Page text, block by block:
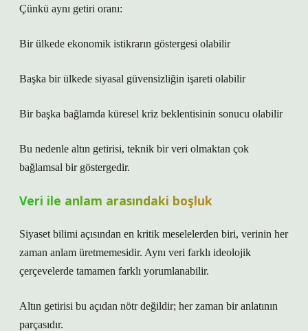
Çünkü aynı getiri oranı:
Bir ülkede ekonomik istikrarın göstergesi olabilir
Başka bir ülkede siyasal güvensizliğin işareti olabilir
Bir başka bağlamda küresel kriz beklentisinin sonucu olabilir
Bu nedenle altın getirisi, teknik bir veri olmaktan çok
bağlamsal bir göstergedir.
Veri ile anlam arasındaki boşluk
Siyaset bilimi açısından en kritik meselelerden biri, verinin her
zaman anlam üretmemesidir. Aynı veri farklı ideolojik
çerçevelerde tamamen farklı yorumlanabilir.
Altın getirisi bu açıdan nötr değildir; her zaman bir anlatının
parçasıdır.